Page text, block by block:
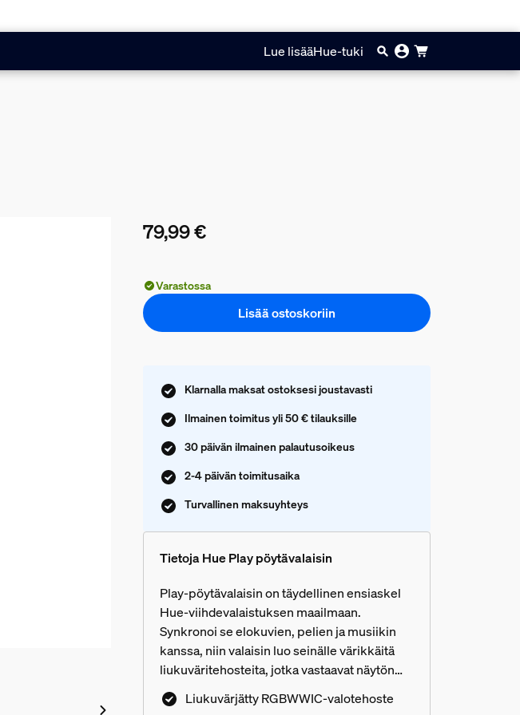
Lue lisääHue-tuki
79,99 €
Varastossa
Lisää ostoskoriin
Klarnalla maksat ostoksesi joustavasti
Ilmainen toimitus yli 50 € tilauksille
30 päivän ilmainen palautusoikeus
2-4 päivän toimitusaika
Turvallinen maksuyhteys
Tietoja Hue Play pöytävalaisin
Play-pöytävalaisin on täydellinen ensiaskel
Hue-viihdevalaistuksen maailmaan.
Synkronoi se elokuvien, pelien ja musiikin
kanssa, niin valaisin luo seinälle värikkäitä
liukuväritehosteita, jotka vastaavat näytön
sisältöä. Lisää viihdealueellesi vielä
useampia Hue-valoja ja nauti todella
Liukuvärjätty RGBWWIC-valotehoste